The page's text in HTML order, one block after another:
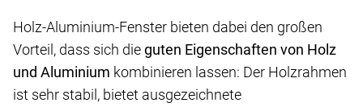
Holz-Aluminium-Fenster bieten dabei den großen
Vorteil, dass sich dieguten Eigenschaften von Holz
und Aluminium kombinieren lassen: Der Holzrahmen
ist sehr stabil, bietet ausgezeichnete